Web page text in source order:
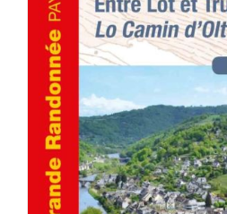
ACHETER LE PRODUIT